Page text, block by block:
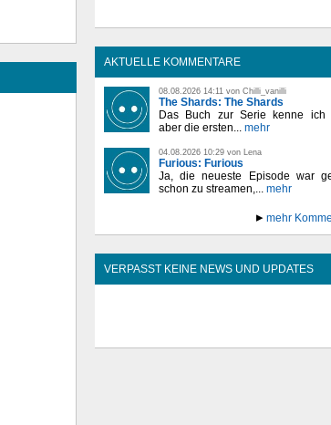
AKTUELLE KOMMENTARE
08.08.2026 14:11 von Chilli_vanilli
The Shards: The Shards
Das Buch zur Serie kenne ich
aber die ersten... mehr
04.08.2026 10:29 von Lena
Furious: Furious
Ja, die neueste Episode war
schon zu streamen,... mehr
mehr
VERPASST KEINE NEWS UND UPDATES